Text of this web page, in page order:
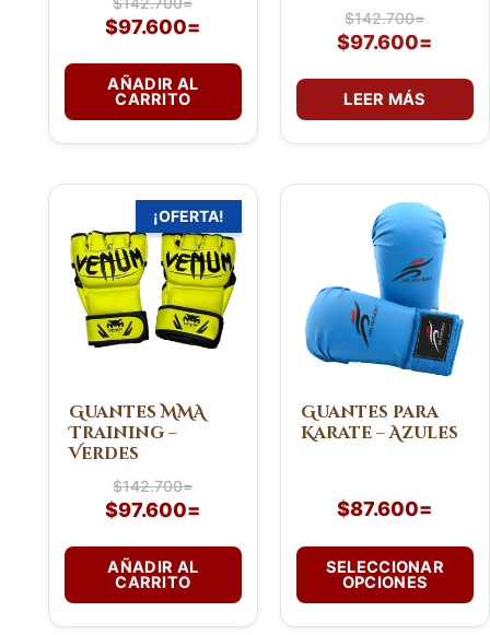
$97.600=
AÑADIR AL
CARRITO
$142.700=
$97.600=
LEER MÁS
¡OFERTA!
Guantes MMA
Training –
Verdes
$142.700=
precio
original
era:
$142.700=.
$97.600=
El
precio
actual
es:
$97.600=.
AÑADIR AL
CARRITO
Guantes para
Karate – Azules
$87.600=
SELECCIONAR
OPCIONES
variantes.
Las
opciones
pueden
elegir
página
producto